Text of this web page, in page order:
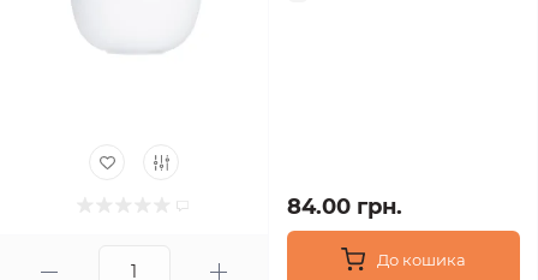
84.00 грн.
До кошика